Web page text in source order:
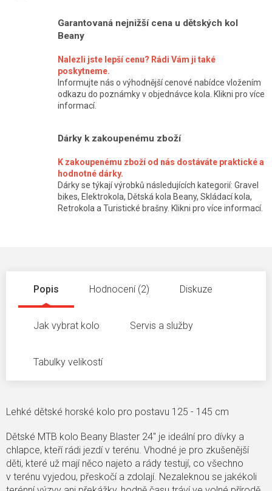
Garantovaná nejnižší cena u dětských kol
Beany
Nalezli jste lepší cenu? Rádi Vám ji také
poskytneme.
Informujte nás o výhodnější cenové nabídce vložením
odkazu do poznámky v objednávce kola. Klikni pro více
informací.
Dárky k zakoupenému zboží
K zakoupenému zboží od nás dostáváte praktické a
hodnotné dárky.
Dárky se týkají výrobků následujících kategorií: Gravel
bikes, Elektrokola, Dětská kola Beany, Skládací kola,
Retrokola a Turistické brašny. Klikni pro více informací.
Popis Hodnocení (2) Diskuze
Jak vybrat kolo Servis a služby
Tabulky velikostí
Lehké dětské horské kolo pro postavu 125 - 145 cm
Dětské MTB kolo Beany Blaster 24" je ideální pro dívky a
chlapce, kteří rádi jezdí v terénu. Vhodné je pro zkušenější
děti, které už mají něco najeto a rády testují, co všechno
v terénu vyjedou, přeskočí a zdolají. Nezaleknou se jakékoli